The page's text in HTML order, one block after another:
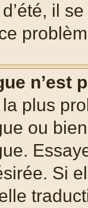
d’été, il
n’est
plus
ou
Si